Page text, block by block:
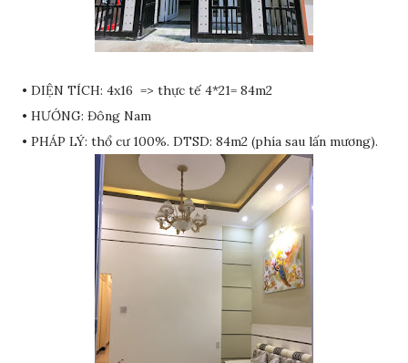
• DIỆN TÍCH: 4x16 => thực tế 4*21= 84m2
• HƯỚNG: Đông Nam
• PHÁP LÝ: thổ cư 100%. DTSD: 84m2 (phía sau lấn mương).